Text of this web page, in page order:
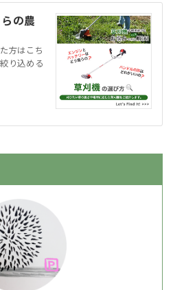
の農
方はこち
り込める